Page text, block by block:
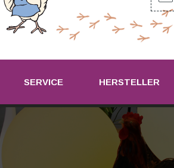
SERVICE HERSTELLER